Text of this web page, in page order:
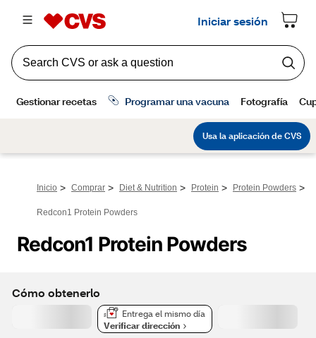
Inicio > Comprar > Diet & Nutrition > Protein > Protein Powders >
Redcon1 Protein Powders
Redcon1 Protein Powders
Cómo obtenerlo
Entrega el mismo día
Verificar dirección